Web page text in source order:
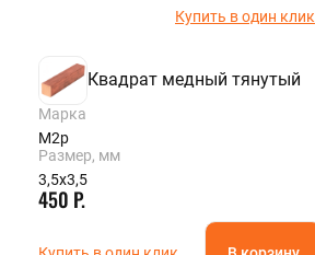
Купить в один клик
Квадрат медный тянутый
Марка
М2р
Размер, мм
3,5х3,5
450 Р.